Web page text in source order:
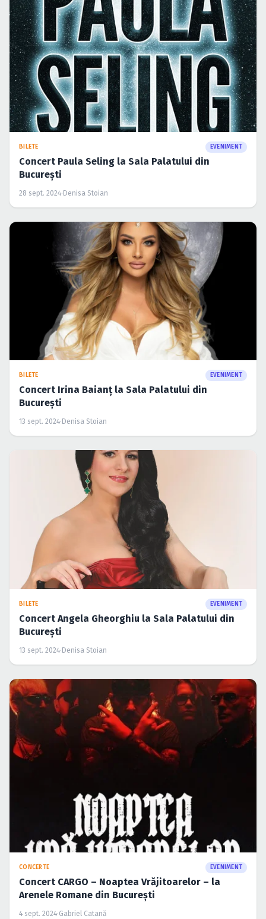
BILETE EVENIMENT
Concert Paula Seling la Sala Palatului din
București
28 sept. 2024·Denisa Stoian
BILETE EVENIMENT
Concert Irina Baianț la Sala Palatului din
București
13 sept. 2024· Denisa Stoian
BILETE EVENIMENT
Concert Angela Gheorghiu la Sala Palatului din
București
13 sept. 2024· Denisa Stoian
CONCERTE EVENIMENT
Concert CARGO – Noaptea Vrăjitoarelor – la
Arenele Romane din București
4 sept. 2024·Gabriel Catană